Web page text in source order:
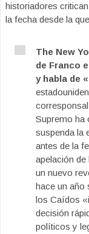
historiadores
la fecha desde la
The New
de Franco
y habla de
Supremo ha
suspenda la
antes de la
apelación de
un nuevo
hace un año
los Caídos
decisión
políticos y